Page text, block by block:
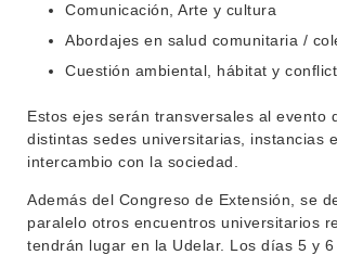
Comunicación, Arte y cultura
Abordajes en salud comunitaria /
Cuestión ambiental, hábitat y
Estos ejes serán transversales al evento
distintas sedes universitarias, instancias
intercambio con la sociedad.
Además del Congreso de Extensión, se
paralelo otros encuentros universitarios
tendrán lugar en la Udelar. Los días 5 y